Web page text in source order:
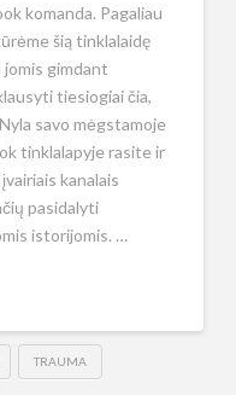
komanda. Pagaliau
šią tinklalaidę
jomis gimdant
tiesiogiai čia,
savo mėgstamoje
tinklalapyje rasite ir
kanalais
pasidalyti
istorijomis. …
TRAUMA